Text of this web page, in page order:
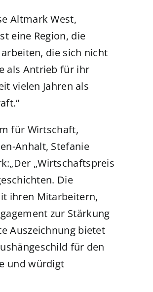
Altmark West,
eine Region, die
die sich nicht
als Antrieb für ihr
vielen Jahren als
für Wirtschaft,
Anhalt, Stefanie
„Wirtschaftspreis
Die
ihren Mitarbeitern,
zur Stärkung
Auszeichnung bietet
für den
und würdigt